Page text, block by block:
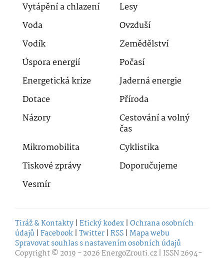
Vytápění a chlazení
Lesy
Voda
Ovzduší
Vodík
Zemědělství
Úspora energií
Počasí
Energetická krize
Jaderná energie
Dotace
Příroda
Názory
Cestování a volný
čas
Mikromobilita
Cyklistika
Tiskové zprávy
Doporučujeme
Vesmír
Tiráž & Kontakty | Etický kodex | Ochrana osobních
údajů | Facebook | Twitter | RSS | Mapa webu
Spravovat souhlas s nastavením osobních údajů
Copyright © 2019 - 2026EnergoZrouti.cz | ISSN 2694-